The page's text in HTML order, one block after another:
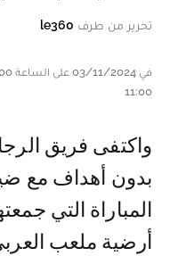
تحرير من طرف le360
11:00
واكتفى فريق الرجاء الرياضي بنتيجة التعادل
بدون أهداف مع
المباراة التي
أرضية ملعب العربي